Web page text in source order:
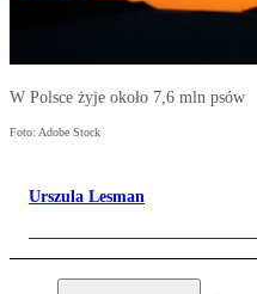
W Polsce żyje około 7,6 mln psów
Foto: Adobe Stock
Urszula Lesman